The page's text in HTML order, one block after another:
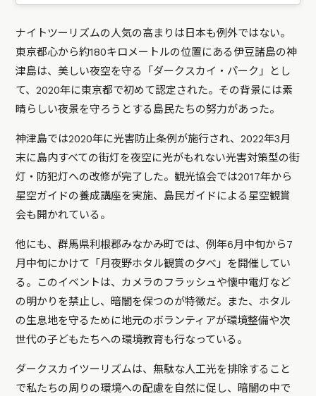
ナイトツーリズムの人気の高まりは日本も例外ではない。
東京都心から約180キロメートルの位置にある伊豆諸島の神
津島は、美しい夜空を守る「ダークスカイ・パーク」とし
て、2020年に東京都で初めて認定された。その背景には素
晴らしい夜景を守ろうとする島民たちの努力があった。
神津島では2020年に光害防止条例が施行され、2022年3月
末に島内すべての街灯を夜空に光がもれない光害対策型の街
灯・防犯灯への改修が完了した。観光協会では2017年から
星空ガイドの養成講座を実施、島民ガイドによる星空観賞
会も開かれている。
他にも、群馬県利根郡みなかみ町では、例年6月中旬から7
月中旬にかけて「月夜野ホタル観賞の夕べ」を開催してい
る。このイベントは、カメラのフラッシュや懐中電灯など
の明かりを禁止し、暗闇を保つのが特徴だ。また、ホタル
の生息地を守るために地元のボランティアが環境整備や次
世代の子どもたちへの環境教育も行なっている。
ダークスカイツーリズムは、無駄な人工光を排除すること
で私たちの周りの環境への配慮を自然に促し、暗闇の中で